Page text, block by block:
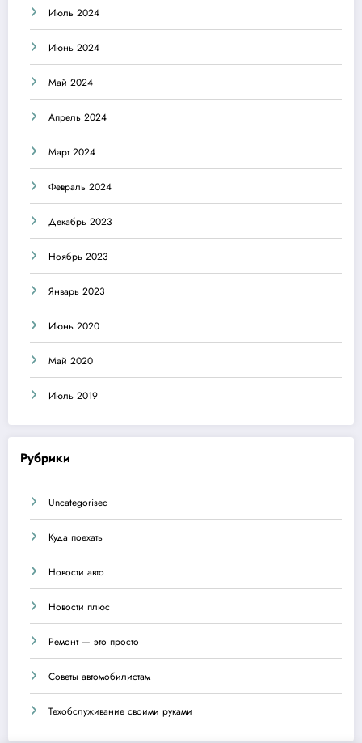
Июль 2024
Июнь 2024
Май 2024
Апрель 2024
Март 2024
Февраль 2024
Декабрь 2023
Ноябрь 2023
Январь 2023
Июнь 2020
Май 2020
Июль 2019
Рубрики
Uncategorised
Куда поехать
Новости авто
Новости плюс
Ремонт — это просто
Советы автомобилистам
Техобслуживание своими руками